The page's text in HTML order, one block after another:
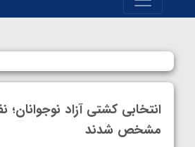
انتخابی کشتی آزاد نوجوانان؛
مشخص شدند